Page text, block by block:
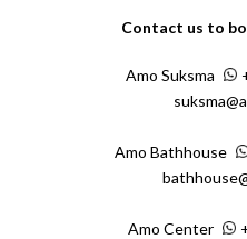
Contact us to
Amo Suksma
Amo Bathhouse
Amo Center